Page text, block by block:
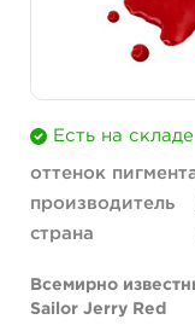
Есть на складе
оттенок
производитель
страна
Всемирно
Sailor Jerry Red